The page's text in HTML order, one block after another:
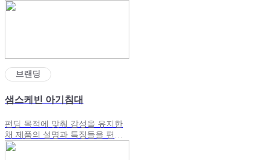
컨셉으로 녹인 브랜딩 영상
브랜딩
샘스케빈 아기침대
펀딩 목적에 맞춰 감성을 유지한
채 제품의 설명과 특징들을 편안
히 녹여내려 기획했던 영상